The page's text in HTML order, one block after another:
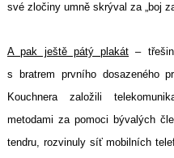
své zločiny umně skrýval za „boj
A pak ještě pátý plakát –
s bratrem prvního dosazeného
Kouchnera založili
metodami za pomoci bývalých
tendru, rozvinuly síť mobilních